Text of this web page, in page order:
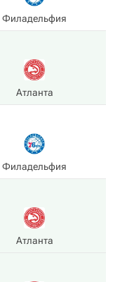
Филадельфия
Атланта
Филадельфия
Атланта